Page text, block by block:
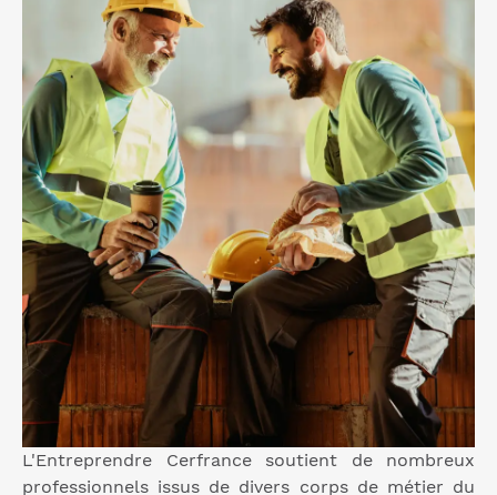
L'Entreprendre Cerfrance soutient de nombreux
professionnels issus de divers corps de métier du